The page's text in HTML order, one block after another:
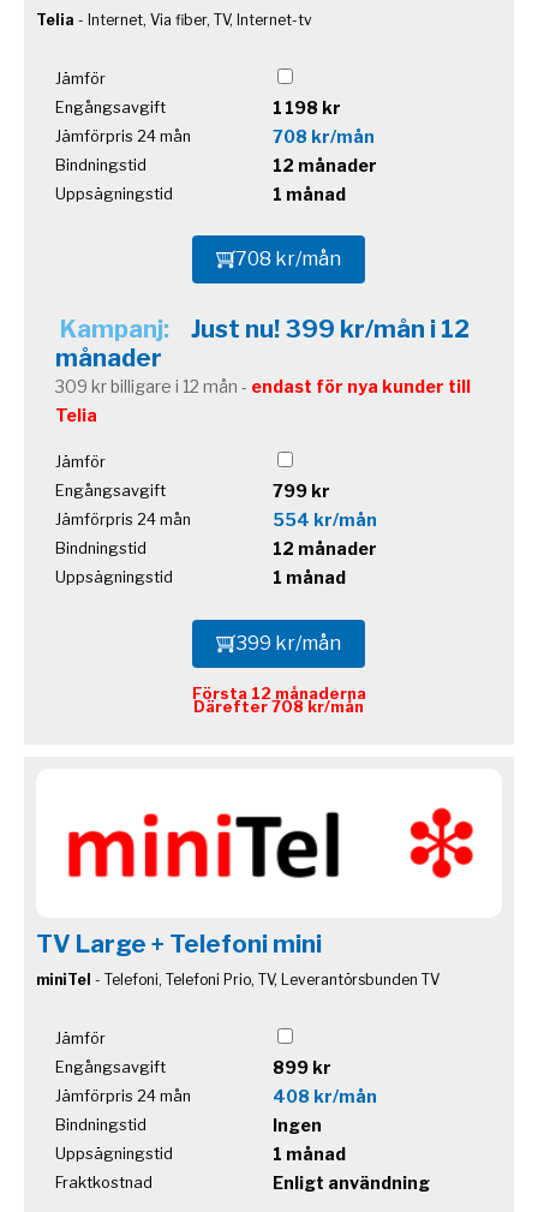
Telia - Internet, Via fiber, TV, Internet-tv
Jämför
Engångsavgift
1 198 kr
Jämförpris 24 mån 708 kr/mån
Bindningstid 12 månader
Uppsägningstid 1 månad
708 kr/mån
Kampanj:
Just nu! 399 kr/mån i 12
månader
309 kr billigare i 12 mån - endast för nya kunder till
Telia
Jämför
Engångsavgift
799 kr
Jämförpris 24 mån 554 kr/mån
Bindningstid 12 månader
Uppsägningstid 1 månad
399 kr/mån
Första 12 månaderna
Därefter 708 kr/mån
TV Large + Telefoni mini
miniTel - Telefoni, Telefoni Prio, TV, Leverantörsbunden TV
Jämför
Engångsavgift
899 kr
Jämförpris 24 mån 408 kr/mån
Bindningstid Ingen
Uppsägningstid 1 månad
Fraktkostnad Enligt användning